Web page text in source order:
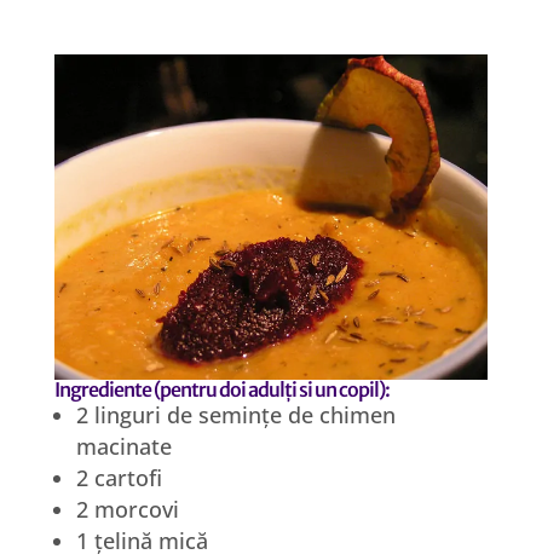
Ingrediente (pentru doi adulți si un copil):
2 linguri de semințe de chimen
macinate
2 cartofi
2 morcovi
1 țelină mică